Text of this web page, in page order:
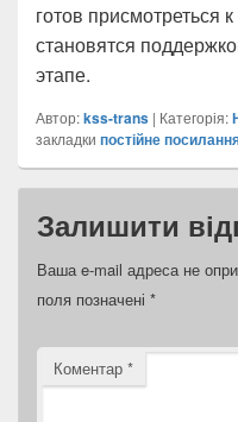
готов присмотреться
становятся
этапе.
Автор:kss-trans | Категорія:
закладки постійне
Залишити
Ваша e-mail адреса не
поля позначені *
Коментар *